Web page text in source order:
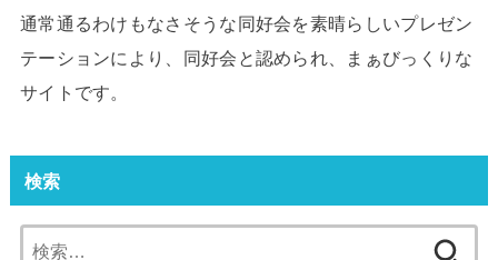
通常通るわけもなさそうな同好会を素晴らしいプレゼン
テーションにより、同好会と認められ、まぁびっくりな
サイトです。
検索